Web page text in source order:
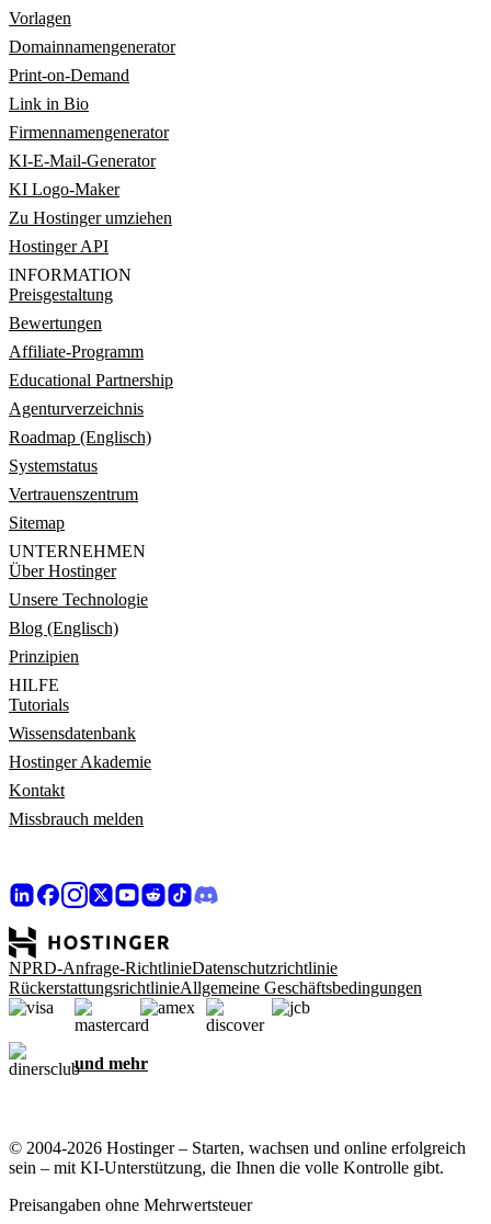
Vorlagen
Domainnamengenerator
Print-on-Demand
Link in Bio
Firmennamengenerator
KI-E-Mail-Generator
KI Logo-Maker
Zu Hostinger umziehen
Hostinger API
INFORMATION
Preisgestaltung
Bewertungen
Affiliate-Programm
Educational Partnership
Agenturverzeichnis
Roadmap (Englisch)
Systemstatus
Vertrauenszentrum
Sitemap
UNTERNEHMEN
Über Hostinger
Unsere Technologie
Blog (Englisch)
Prinzipien
HILFE
Tutorials
Wissensdatenbank
Hostinger Akademie
Kontakt
Missbrauch melden
NPRD-Anfrage-RichtlinieDatenschutzrichtlinie
RückerstattungsrichtlinieAllgemeine Geschäftsbedingungen
und mehr
© 2004-2026 Hostinger – Starten, wachsen und online erfolgreich
sein – mit KI-Unterstützung, die Ihnen die volle Kontrolle gibt.
Preisangaben ohne Mehrwertsteuer